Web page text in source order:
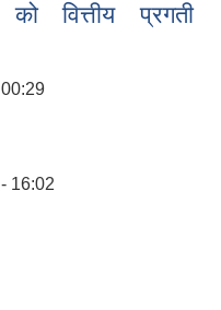
वित्तीय प्रगती
16:02